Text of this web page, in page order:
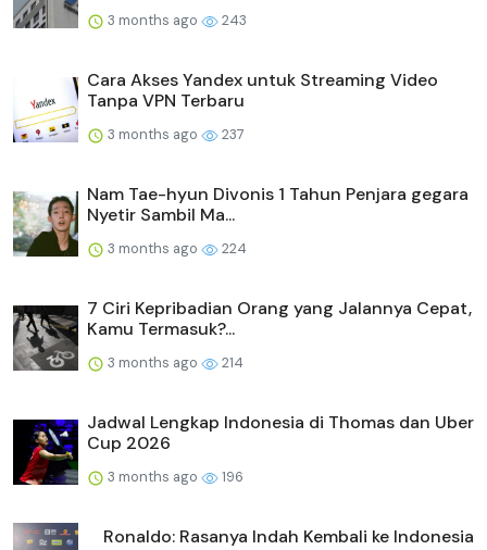
3 months ago 243
Cara Akses Yandex untuk Streaming Video
Tanpa VPN Terbaru
3 months ago 237
Nam Tae-hyun Divonis 1 Tahun Penjara gegara
Nyetir Sambil Ma...
3 months ago 224
7 Ciri Kepribadian Orang yang Jalannya Cepat,
Kamu Termasuk?...
3 months ago 214
Jadwal Lengkap Indonesia di Thomas dan Uber
Cup 2026
3 months ago 196
Ronaldo: Rasanya Indah Kembali ke Indonesia